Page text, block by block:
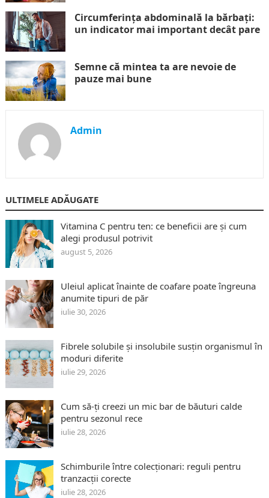
Circumferința abdominală la bărbați:
un indicator mai important decât pare
Semne că mintea ta are nevoie de
pauze mai bune
Admin
ULTIMELE ADĂUGATE
Vitamina C pentru ten: ce beneficii are și cum
alegi produsul potrivit
august 5, 2026
Uleiul aplicat înainte de coafare poate îngreuna
anumite tipuri de păr
iulie 30, 2026
Fibrele solubile și insolubile susțin organismul în
moduri diferite
iulie 29, 2026
Cum să-ți creezi un mic bar de băuturi calde
pentru sezonul rece
iulie 28, 2026
Schimburile între colecționari: reguli pentru
tranzacții corecte
iulie 28, 2026